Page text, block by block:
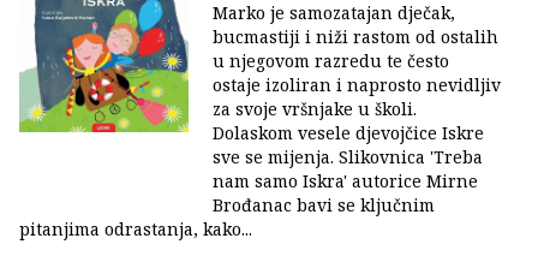
Marko je samozatajan dječak,
bucmastiji i niži rastom od ostalih
u njegovom razredu te često
ostaje izoliran i naprosto nevidljiv
za svoje vršnjake u školi.
Dolaskom vesele djevojčice Iskre
sve se mijenja. Slikovnica 'Treba
nam samo Iskra' autorice Mirne
Brođanac bavi se ključnim
pitanjima odrastanja, kako...